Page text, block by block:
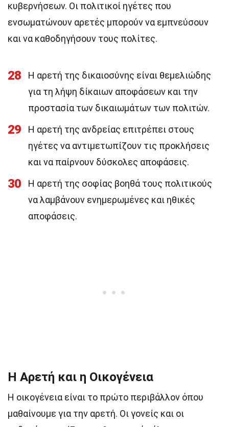
κυβερνήσεων. Οι πολιτικοί ηγέτες που
ενσωματώνουν αρετές μπορούν να εμπνεύσουν
και να καθοδηγήσουν τους πολίτες.
28
Η αρετή της δικαιοσύνης είναι θεμελιώδης
για τη λήψη δίκαιων αποφάσεων και την
προστασία των δικαιωμάτων των πολιτών.
29
Η αρετή της ανδρείας επιτρέπει στους
ηγέτες να αντιμετωπίζουν τις προκλήσεις
και να παίρνουν δύσκολες αποφάσεις.
30
Η αρετή της σοφίας βοηθά τους πολιτικούς
να λαμβάνουν ενημερωμένες και ηθικές
αποφάσεις.
Η Αρετή και η Οικογένεια
Η οικογένεια είναι το πρώτο περιβάλλον όπου
μαθαίνουμε για την αρετή. Οι γονείς και οι